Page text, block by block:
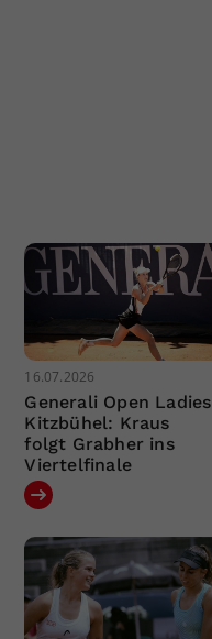
16.07.2026
Generali Open Ladies
Kitzbühel: Kraus
folgt Grabher ins
Viertelfinale